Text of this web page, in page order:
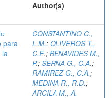
Author(s)
para
la
CONSTANTINO C.,
L.M.; OLIVEROS T.,
C.E.; BENAVIDES M.,
P.; SERNA G., C.A.;
RAMIREZ G., C.A.;
MEDINA R., R.D.;
ARCILA M., A.